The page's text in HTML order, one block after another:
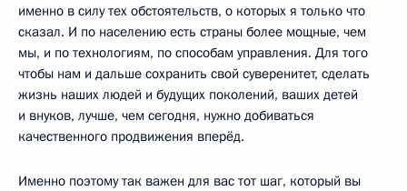
именно в силу тех обстоятельств, о которых я только что
сказал. И по населению есть страны более мощные, чем
мы, и по технологиям, по способам управления. Для того
чтобы нам и дальше сохранить свой суверенитет, сделать
жизнь наших людей и будущих поколений, ваших детей
и внуков, лучше, чем сегодня, нужно добиваться
качественного продвижения вперёд.
Именно поэтому так важен для вас тот шаг, который вы